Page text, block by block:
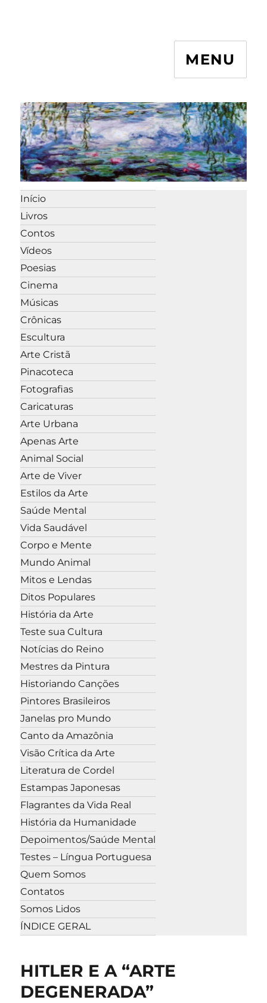
MENU
Início
Livros
Contos
Vídeos
Poesias
Cinema
Músicas
Crônicas
Escultura
Arte Cristã
Pinacoteca
Fotografias
Caricaturas
Arte Urbana
Apenas Arte
Animal Social
Arte de Viver
Estilos da Arte
Saúde Mental
Vida Saudável
Corpo e Mente
Mundo Animal
Mitos e Lendas
Ditos Populares
História da Arte
Teste sua Cultura
Notícias do Reino
Mestres da Pintura
Historiando Canções
Pintores Brasileiros
Janelas pro Mundo
Canto da Amazônia
Visão Crítica da Arte
Literatura de Cordel
Estampas Japonesas
Flagrantes da Vida Real
História da Humanidade
Depoimentos/Saúde Mental
Testes – Língua Portuguesa
Quem Somos
Contatos
Somos Lidos
ÍNDICE GERAL
HITLER E A “ARTE
DEGENERADA”